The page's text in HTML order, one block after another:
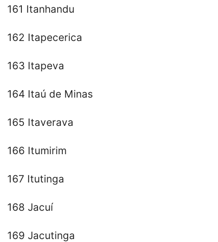
161 Itanhandu
162 Itapecerica
163 Itapeva
164 Itaú de Minas
165 Itaverava
166 Itumirim
167 Itutinga
168 Jacuí
169 Jacutinga